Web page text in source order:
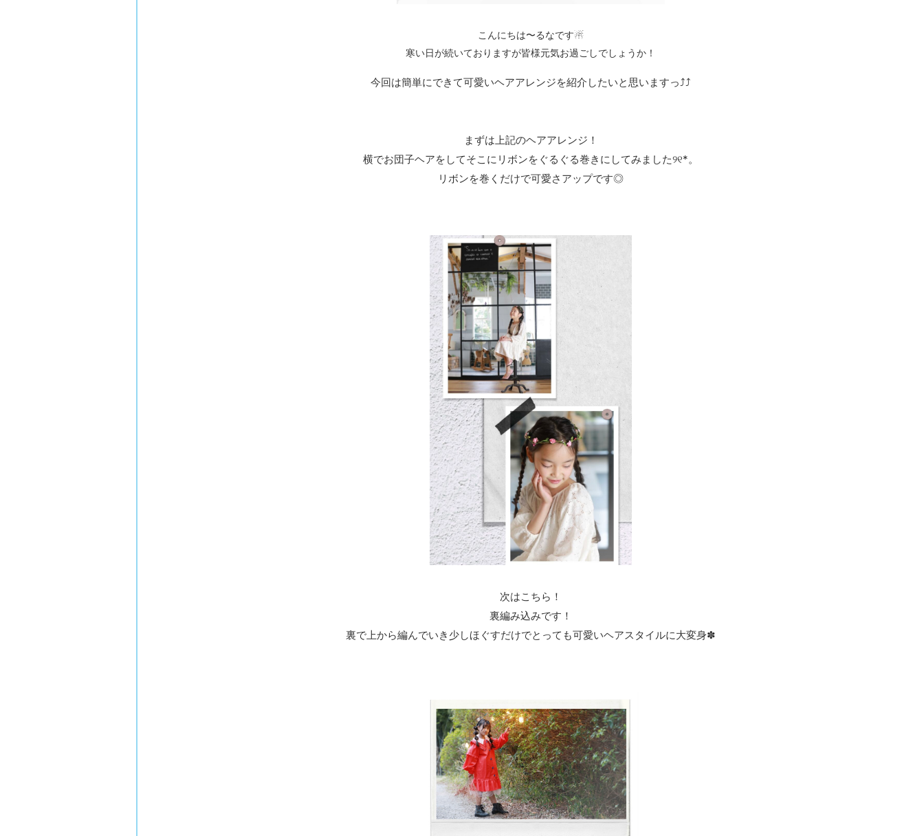
こんにちは〜るなです☃︎
寒い日が続いておりますが皆様元気お過ごしでしょうか！
今回は簡単にできて可愛いヘアアレンジを紹介したいと思います︎︎︎︎っ⤴︎︎⤴︎︎
まずは上記のヘアアレンジ！
横でお団子ヘアをしてそこにリボンをぐるぐる巻きにしてみました୨୧*。
リボンを巻くだけで可愛さアップです◎
次はこちら！
裏編み込みです！
裏で上から編んでいき少しほぐすだけでとっても可愛いヘアスタイルに大変身✽